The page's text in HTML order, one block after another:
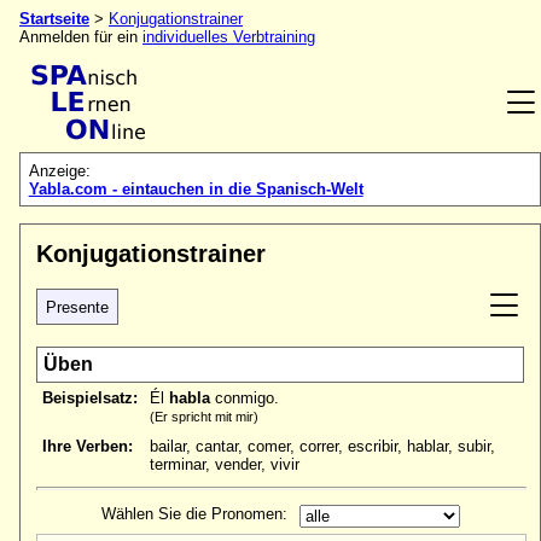
Startseite > Konjugationstrainer
Anmelden für ein individuelles Verbtraining
Anzeige:
Yabla.com - eintauchen in die Spanisch-Welt
Konjugationstrainer
Presente
Üben
Beispielsatz: Élhabla conmigo.
(Er spricht mit mir)
Ihre Verben:
bailar, cantar, comer, correr, escribir, hablar, subir,
terminar, vender, vivir
Wählen Sie die Pronomen: